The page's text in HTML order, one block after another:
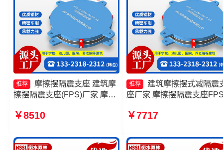
推荐
摩擦摆隔震支座 建筑摩
擦摆隔震支座(FPS)厂家 摩擦
厂 摩擦摆支座定制厂家
￥8510
推荐
建筑摩擦摆式减隔震
座厂家 摩擦摆隔震支座
摩擦摆隔震支座价格 建筑
￥7717